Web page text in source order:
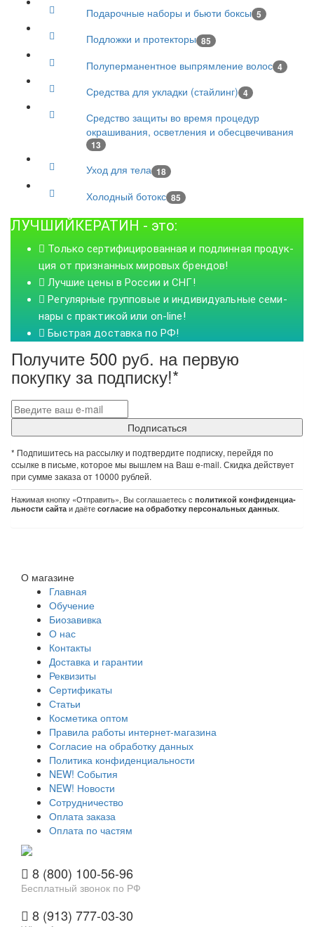
Подарочные наборы и бьюти боксы 5
Подложки и протекторы 85
Полуперманентное выпрямление волос 4
Средства для укладки (стайлинг) 4
Средство защиты во время процедур
окрашивания, осветления и обесцвечивания
13
Уход для тела 18
Холодный ботокс 85
ЛУЧШИЙКЕРАТИН - это:
Только сер­ти­фи­ци­ро­ван­ная и под­лин­ная про­дук­
ция от приз­нанных миро­вых брен­дов!
Лучшие цены в России и СНГ!
Регулярные груп­повые и инди­ви­дуа­льные семи­
нары с прак­тикой или on-line!
Быстрая доставка по РФ!
Получите 500 руб. на первую
покупку за подписку!*
Подписаться
* Подпишитесь на рассылку и подтвердите подписку, перейдя по
ссылке в письме, которое мы вышлем на Ваш e-mail. Скидка действует
при сумме заказа от 10000 рублей.
На­жи­мая кноп­ку «Отправить», Вы сог­ла­­шае­­те­сь c по­­ли­­ти­­кой кон­­фи­­ден­­циа­
ль­но­­сти са­й­таи даёте согласие на обработку персональных данных.
О магазине
Главная
Обучение
Биозавивка
О нас
Контакты
Доставка и гарантии
Реквизиты
Сертификаты
Статьи
Косметика оптом
Правила работы интернет-магазина
Согласие на обработку данных
Политика конфиденциальности
NEW! События
NEW! Новости
Сотрудничество
Оплата заказа
Оплата по частям
8 (800) 100-56-96
Бесплатный звонок по РФ
8 (913) 777-03-30